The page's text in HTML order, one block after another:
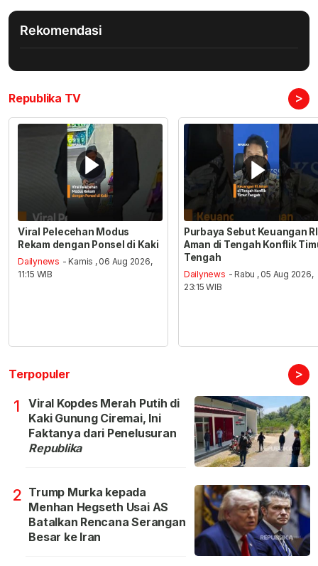
Rekomendasi
Republika TV >
Viral Pelecehan Modus
Rekam dengan Ponsel di Kaki
Dailynews - Kamis , 06 Aug 2026,
11:15 WIB
Purbaya Sebut Keuangan RI
Aman di Tengah Konflik
Tengah
Dailynews - Rabu , 05 Aug 2026,
23:15 WIB
Terpopuler >
1
Viral Kopdes Merah Putih di
Kaki Gunung Ciremai, Ini
Faktanya dari Penelusuran
Republika
2 Trump Murka kepada
Menhan Hegseth Usai AS
Batalkan Rencana Serangan
Besar ke Iran